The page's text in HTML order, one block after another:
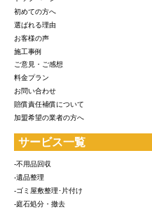
初めての方へ
選ばれる理由
お客様の声
施工事例
ご意見・ご感想
料金プラン
お問い合わせ
賠償責任補償について
加盟希望の業者の方へ
サービス一覧
-不用品回収
-遺品整理
-ゴミ屋敷整理･片付け
-庭石処分・撤去